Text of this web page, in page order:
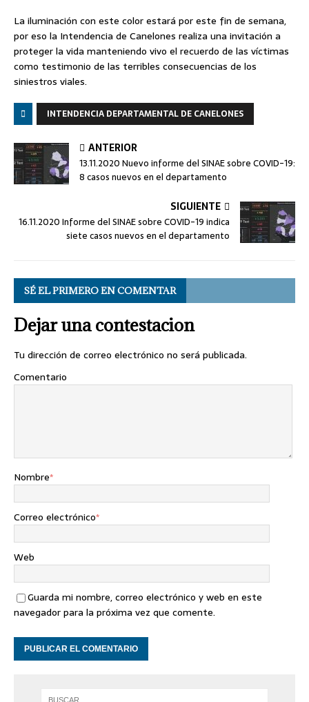
La iluminación con este color estará por este fin de semana,
por eso la Intendencia de Canelones realiza una invitación a
proteger la vida manteniendo vivo el recuerdo de las víctimas
como testimonio de las terribles consecuencias de los
siniestros viales.
INTENDENCIA DEPARTAMENTAL DE CANELONES
ANTERIOR
13.11.2020 Nuevo informe del SINAE sobre COVID-19:
8 casos nuevos en el departamento
SIGUIENTE
16.11.2020 Informe del SINAE sobre COVID-19 indica
siete casos nuevos en el departamento
SÉ EL PRIMERO EN COMENTAR
Dejar una contestacion
Tu dirección de correo electrónico no será publicada.
Comentario
Nombre*
Correo electrónico*
Web
Guarda mi nombre, correo electrónico y web en este
navegador para la próxima vez que comente.